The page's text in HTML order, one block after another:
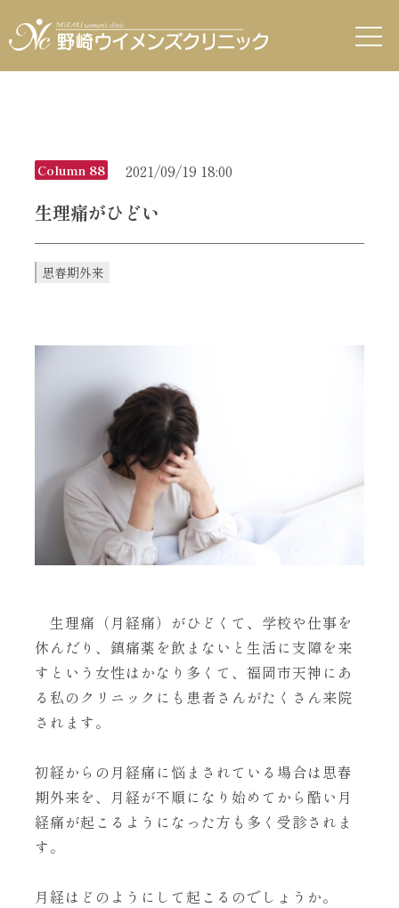
Column 88 2021/09/19 18:00
生理痛がひどい
思春期外来
生理痛（月経痛）がひどくて、学校や仕事を
休んだり、鎮痛薬を飲まないと生活に支障を来
すという女性はかなり多くて、福岡市天神にあ
る私のクリニックにも患者さんがたくさん来院
されます。
初経からの月経痛に悩まされている場合は思春
期外来を、月経が不順になり始めてから酷い月
経痛が起こるようになった方も多く受診されま
す。
月経はどのようにして起こるのでしょうか。